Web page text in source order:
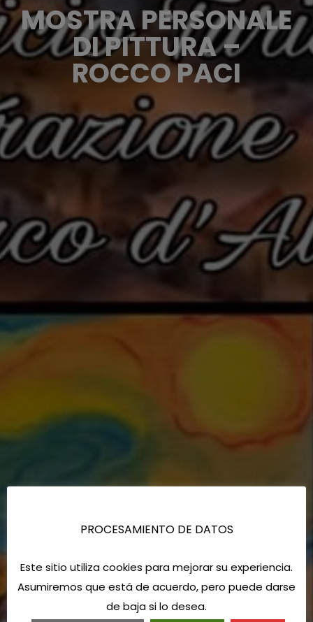
MOSTRA PERSONALE
DI PITTURA –
ROCCO PACI
PROCESAMIENTO DE DATOS
Este sitio utiliza cookies para mejorar su experiencia.
Asumiremos que está de acuerdo, pero puede darse
de baja si lo desea.